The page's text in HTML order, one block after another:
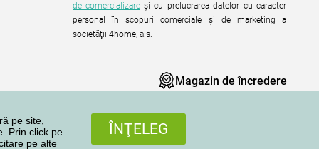
pe site,
Prin click pe
pe alte
ÎNŢELEG
de comercializare şi cu prelucrarea datelor cu caracter
personal în scopuri comerciale şi de marketing a
societăţii 4home, a.s.
Magazin de încredere